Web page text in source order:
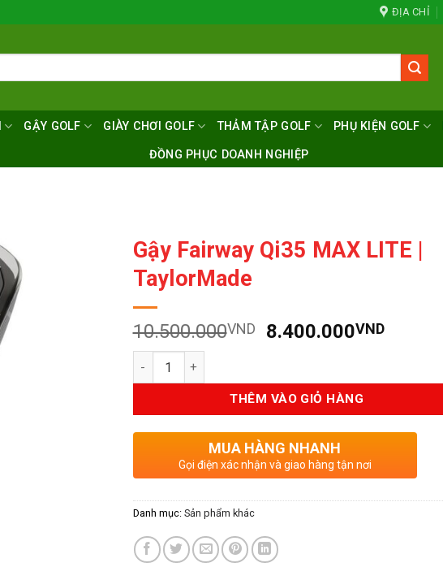
ĐỊA CHỈ
GẬY GOLF GIÀY CHƠI GOLF THẢM TẬP GOLF PHỤ KIỆN GOLF
ĐỒNG PHỤC DOANH NGHIỆP
Gậy Fairway Qi35 MAX LITE |
TaylorMade
10.500.000VND
Giá
10.500.000VND.
8.400.000VNDGiá
là:
Số lượng
THÊM VÀO GIỎ HÀNG
MUA HÀNG NHANH
Gọi điện xác nhận và giao hàng tận nơi
Danh mục: Sản phẩm khác